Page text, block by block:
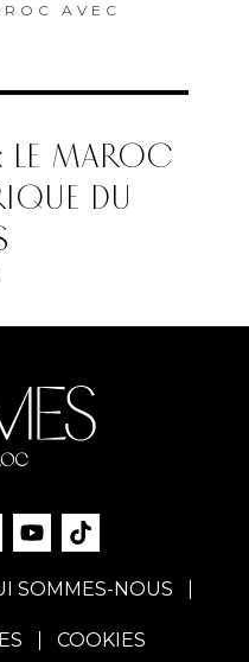
AVEC
LE MAROC
DU
SOMMES-NOUS
COOKIES